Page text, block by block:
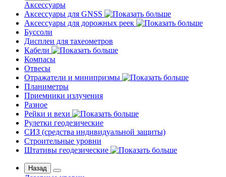
Аксессуары
Аксессуары для GNSS
Аксессуары для дорожных реек
Буссоли
Дисплеи для тахеометров
Кабели
Компасы
Отвесы
Отражатели и минипризмы
Планиметры
Приемники излучения
Разное
Рейки и вехи
Рулетки геодезические
СИЗ (средства индивидуальной защиты)
Строительные уровни
Штативы геодезические
Назад